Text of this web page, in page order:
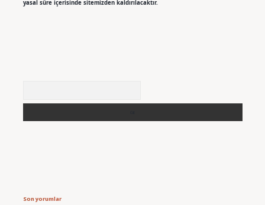
yasal süre içerisinde sitemizden kaldırılacaktır.
Son yorumlar